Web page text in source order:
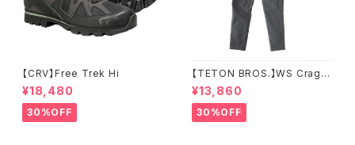
【CRV】Free Trek Hi
¥18,480
30%OFF
【TETON BROS.】WS Crag P
ant
¥13,860
30%OFF